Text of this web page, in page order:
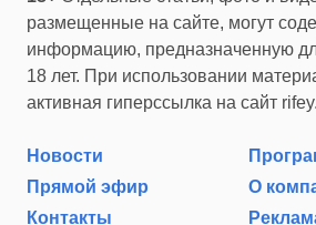
размещенные на сайте, могут
информацию, предназначенную
18 лет. При использовании
активная гиперссылка на сайт
Новости
Прямой эфир
О
Контакты